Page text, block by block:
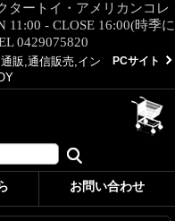
タートイ・アメリカンコレ
- CLOSE 16:00(時季に
0429075820
販,通信販売,イン
PCサイト
お問い合わせ